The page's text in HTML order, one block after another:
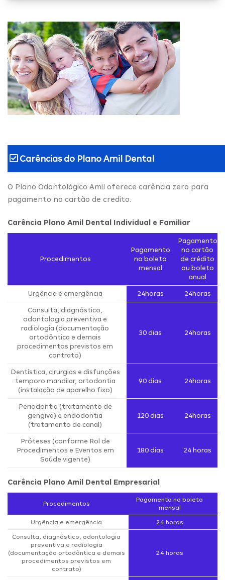
Carências do Plano Amil Dental
O Plano Odontológico Amil oferece carência zero para
pagamento no cartão de credito.
Carência Plano Amil Dental Individual e Familiar
Procedimentos
Pagamento
no boleto
mensal
Pagamento
no cartão
de crédito
ou boleto
anual
Urgência e emergência 24horas 24horas
Consulta, diagnóstico,
odontologia preventiva e
radiologia (documentação
ortodôntica e demais
procedimentos previstos em
contrato)
30 dias 24horas
Dentística, cirurgias e disfunções
temporo mandilar, ortodontia
(instalação de aparelho fixo)
90 dias 24horas
Periodontia (tratamento de
gengiva) e endodontia
(tratamento de canal)
120 dias 24horas
Próteses (conforme Rol de
Procedimentos e Eventos em
Saúde vigente)
180 dias 24 horas
Carência Plano Amil Dental Empresarial
Procedimentos
Pagamento no boleto
mensal
Urgência e emergência 24 horas
Consulta, diagnóstico, odontologia
preventiva e radiologia
(documentação ortodôntica e demais
procedimentos previstos em
contrato)
24 horas